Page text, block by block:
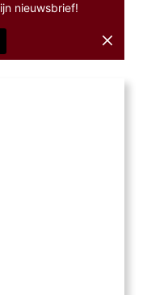
nieuwsbrief!